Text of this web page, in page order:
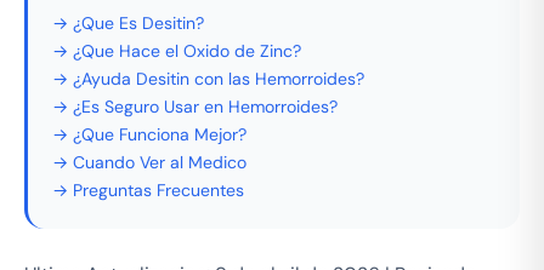
→ ¿Que Es Desitin?
→ ¿Que Hace el Oxido de Zinc?
→ ¿Ayuda Desitin con las Hemorroides?
→ ¿Es Seguro Usar en Hemorroides?
→ ¿Que Funciona Mejor?
→ Cuando Ver al Medico
→ Preguntas Frecuentes